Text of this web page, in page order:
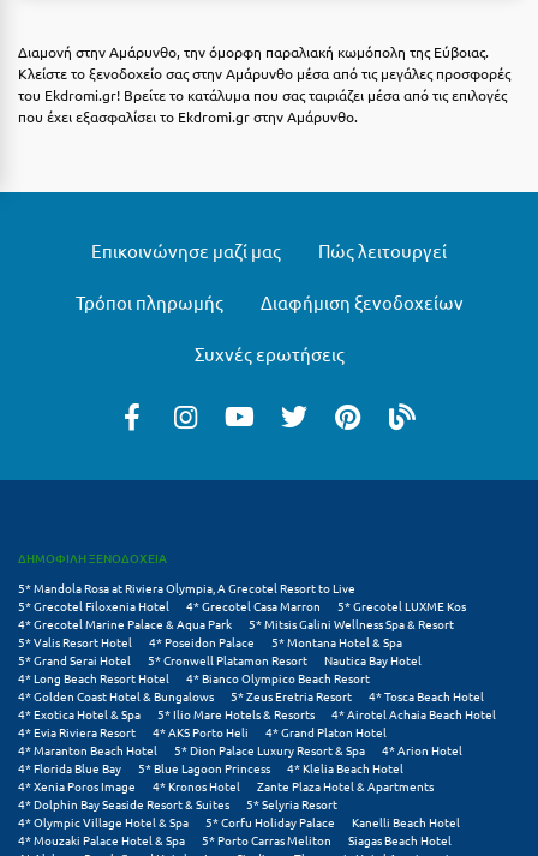
Ηλεία
Ηράκλειο
Θεσσαλονίκη
Ιωάννινα
Κ
Καβάλα
Καλάβρυτα
Καλαμάτα
Κάλαμος
Διαμονή στην Αμάρυνθο, την όμορφη παραλιακή κωμόπολη της Εύβοιας.
Κλείστε το ξενοδοχείο σας στην Αμάρυνθο μέσα από τις μεγάλες προσφορές
του Ekdromi.gr! Βρείτε το κατάλυμα που σας ταιριάζει μέσα από τις επιλογές
που έχει εξασφαλίσει το Ekdromi.gr στην Αμάρυνθο.
Επικοινώνησε μαζί μας Πώς λειτουργεί
Τρόποι πληρωμής Διαφήμιση ξενοδοχείων
Συχνές ερωτήσεις
ΔΗΜΟΦΙΛΗ ΞΕΝΟΔΟΧΕΙΑ
5* Mandola Rosa at Riviera Olympia, A Grecotel Resort to Live
5* Grecotel Filoxenia Hotel
4* Grecotel Casa Marron
5* Grecotel LUXME Kos
4* Grecotel Marine Palace & Aqua Park
5* Mitsis Galini Wellness Spa & Resort
5* Valis Resort Hotel
4* Poseidon Palace
5* Montana Hotel & Spa
5* Grand Serai Hotel
5* Cronwell Platamon Resort
Nautica Bay Hotel
4* Long Beach Resort Hotel
4* Bianco Olympico Beach Resort
4* Golden Coast Hotel & Bungalows
5* Zeus Eretria Resort
4* Tosca Beach Hotel
4* Exotica Hotel & Spa
5* Ilio Mare Hotels & Resorts
4* Airotel Achaia Beach Hotel
4* Evia Riviera Resort
4* AKS Porto Heli
4* Grand Platon Hotel
4* Maranton Beach Hotel
5* Dion Palace Luxury Resort & Spa
4* Arion Hotel
4* Florida Blue Bay
5* Blue Lagoon Princess
4* Klelia Beach Hotel
4* Xenia Poros Image
4* Kronos Hotel
Zante Plaza Hotel & Apartments
4* Dolphin Bay Seaside Resort & Suites
5* Selyria Resort
4* Olympic Village Hotel & Spa
5* Corfu Holiday Palace
Kanelli Beach Hotel
4* Mouzaki Palace Hotel & Spa
5* Porto Carras Meliton
Siagas Beach Hotel